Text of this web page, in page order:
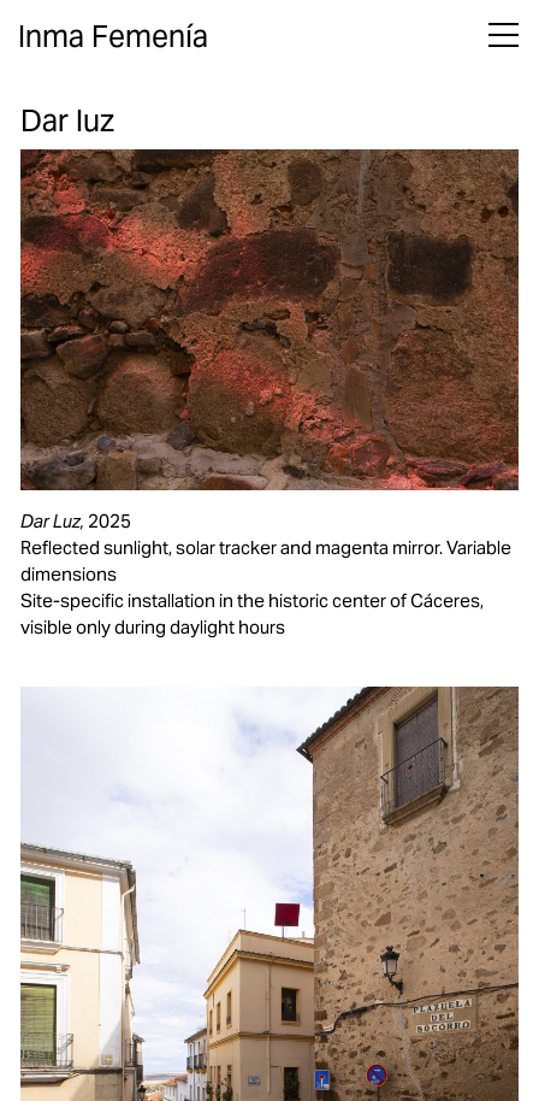
Inma Femenía
Dar luz
Dar Luz, 2025
Reflected sunlight, solar tracker and magenta mirror. Variable
dimensions
Site-specific installation in the historic center of Cáceres,
visible only during daylight hours